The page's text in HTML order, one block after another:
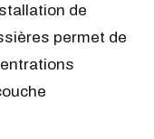
de
permet de